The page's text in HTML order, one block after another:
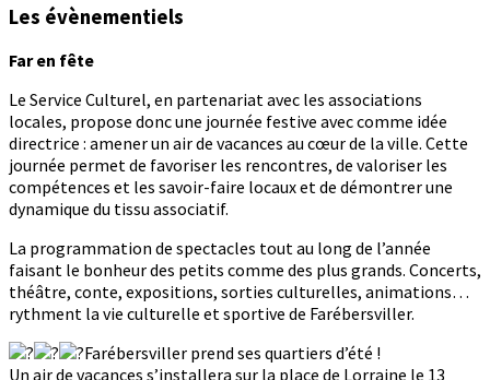
Les évènementiels
Far en fête
Le Service Culturel, en partenariat avec les associations
locales, propose donc une journée festive avec comme idée
directrice : amener un air de vacances au cœur de la ville. Cette
journée permet de favoriser les rencontres, de valoriser les
compétences et les savoir-faire locaux et de démontrer une
dynamique du tissu associatif.
La programmation de spectacles tout au long de l’année
faisant le bonheur des petits comme des plus grands. Concerts,
théâtre, conte, expositions, sorties culturelles, animations…
rythment la vie culturelle et sportive de Farébersviller.
Farébersviller prend ses quartiers d’été !
Un air de vacances s’installera sur la place de Lorraine le 13